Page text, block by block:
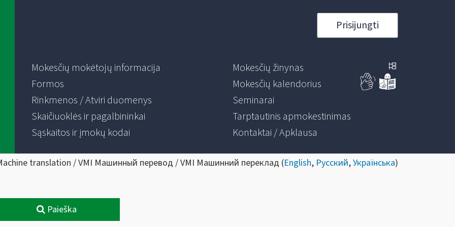
Prisijungti
Mokesčių mokėtojų informacija
Formos
Rinkmenos / Atviri duomenys
Skaičiuoklės ir pagalbininkai
Sąskaitos ir įmokų kodai
Mokesčių žinynas
Mokesčių kalendorius
Seminarai
Tarptautinis apmokestinimas
Kontaktai / Apklausa
translation / VMI Машинный перевод / VMI Машинний переклад (English, Русский,Українська)
Paieška